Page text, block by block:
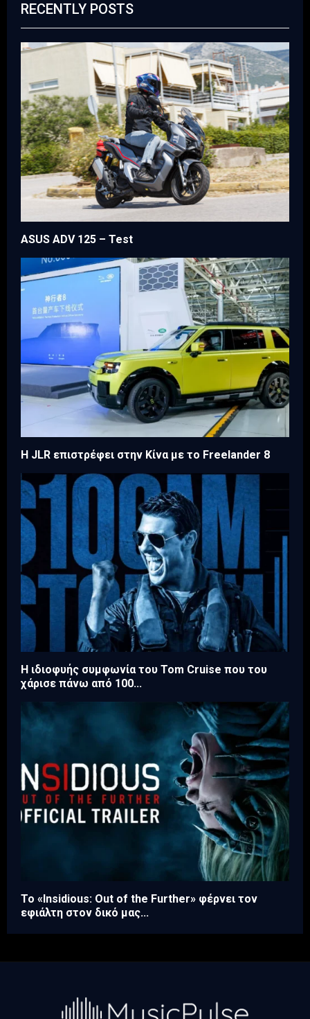
RECENTLY POSTS
ASUS ADV 125 – Test
Η JLR επιστρέφει στην Κίνα με το Freelander 8
Η ιδιοφυής συμφωνία του Tom Cruise που του
χάρισε πάνω από 100...
Το «Insidious: Out of the Further» φέρνει τον
εφιάλτη στον δικό μας...